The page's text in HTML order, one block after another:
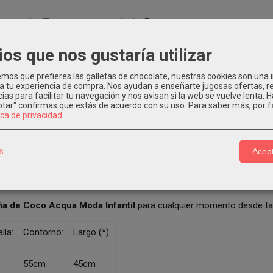
ACQUA, VESTIDO NIÑA COCO
de tirantes,en precioso tejido estampado de rayas, en tirantes
talle alto, botonadura vertical en vestido y bolsillos en la parte
este precioso vestido lleva a juego bandana en mismo tejido
y como para las tardes de verano. Vestido niña verano
de Coco Acqua Moda Infantil para cualquier momento desde
Contorno: Largo (*):
55cm 45cm
que nos gustaría utilizar
que prefieres las galletas de chocolate, nuestras cookies son una
tu experiencia de compra. Nos ayudan a enseñarte jugosas ofertas,
para facilitar tu navegación y nos avisan si la web se vuelve lenta.
confirmas que estás de acuerdo con su uso. Para saber más, por
de privacidad